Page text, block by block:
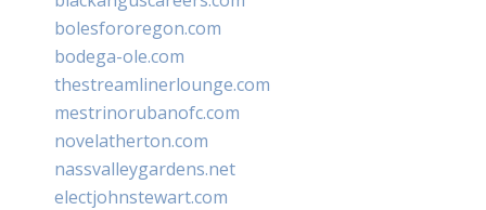
bolesfororegon.com
bodega-ole.com
thestreamlinerlounge.com
mestrinorubanofc.com
novelatherton.com
nassvalleygardens.net
electjohnstewart.com